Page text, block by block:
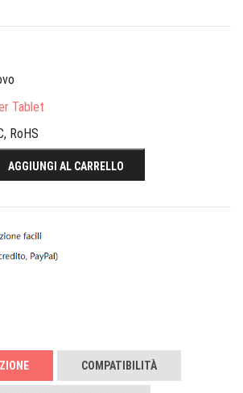
Tablet
RoHS
AGGIUNGI AL CARRELLO
COMPATIBILITÀ